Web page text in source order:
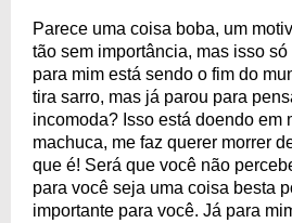
Parece uma coisa boba, um
tão sem importância, mas isso
para mim está sendo o fim do
tira sarro, mas já parou para
incomoda? Isso está doendo em
machuca, me faz querer morrer
que é! Será que você não
para você seja uma coisa besta
importante para você. Já para